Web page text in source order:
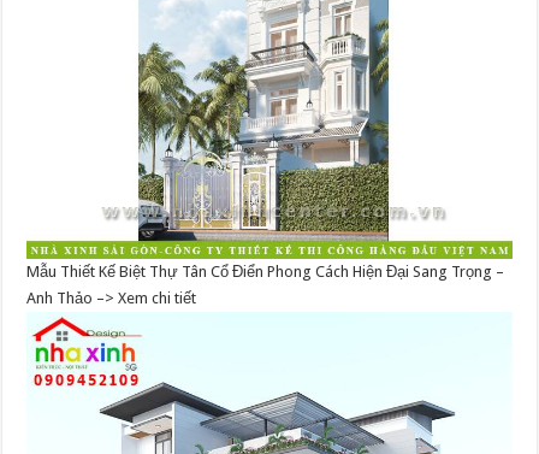
Mẫu Thiết Kế Biệt Thự Tân Cổ Điển Phong Cách Hiện Đại Sang Trọng –
Anh Thảo –> Xem chi tiết